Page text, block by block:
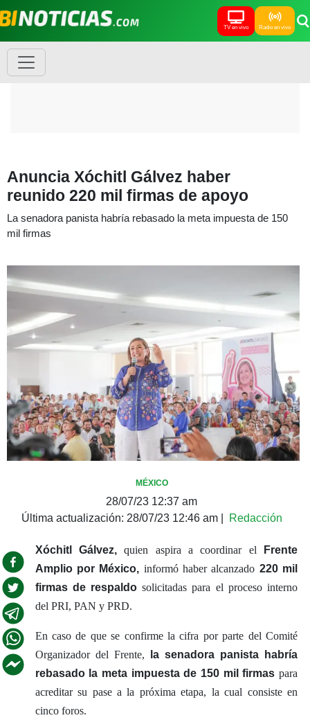
TV en vivo Radio en vivo
Anuncia Xóchitl Gálvez haber
reunido 220 mil firmas de apoyo
La senadora panista habría rebasado la meta impuesta de 150
mil firmas
MÉXICO
28/07/23 12:37 am
Última actualización: 28/07/23 12:46 am| Redacción
Xóchitl Gálvez, quien aspira a coordinar el
Frente
Amplio por México, informó haber alcanzado 220 mil
firmas de respaldo solicitadas para el proceso interno
del PRI, PAN y PRD.
En caso de que se confirme la cifra por parte del Comité
Organizador del Frente,
la senadora panista habría
rebasado la meta impuesta de 150 mil firmas para
acreditar su pase a la próxima etapa, la cual consiste en
cinco foros.